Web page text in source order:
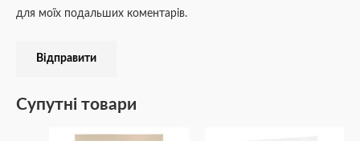
для моїх подальших коментарів.
Супутні товари